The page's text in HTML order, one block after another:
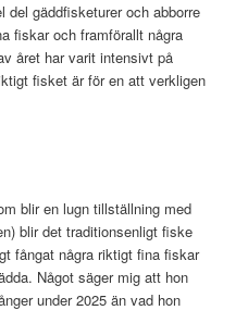
del gäddfisketurer och abborre
fiskar och framförallt några
året har varit intensivt på
fisket är för en att verkligen
blir en lugn tillställning med
blir det traditionsenligt fiske
fångat några riktigt fina fiskar
Något säger mig att hon
under 2025 än vad hon